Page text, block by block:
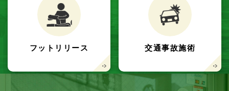
フットリリース 交通事故施術